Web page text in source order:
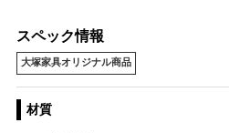
スペック情報
大塚家具オリジナル商品
材質